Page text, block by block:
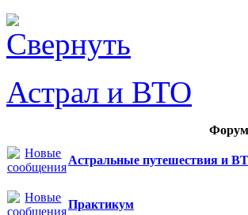
Астрал и ВТО
Форум
Астральные путешествия и
Практикум